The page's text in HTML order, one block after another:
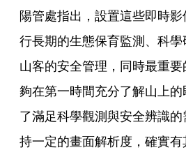
陽管處指出，設置這些即時
行長期的生態保育監測、科
山客的安全管理，同時最重
夠在第一時間充分了解山上
了滿足科學觀測與安全辨識
持一定的畫面解析度，確實